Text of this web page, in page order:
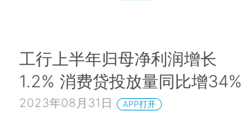
工行上半年归母净利润增长
1.2% 消费贷投放量同比增34%
2023年08月31日 APP打开